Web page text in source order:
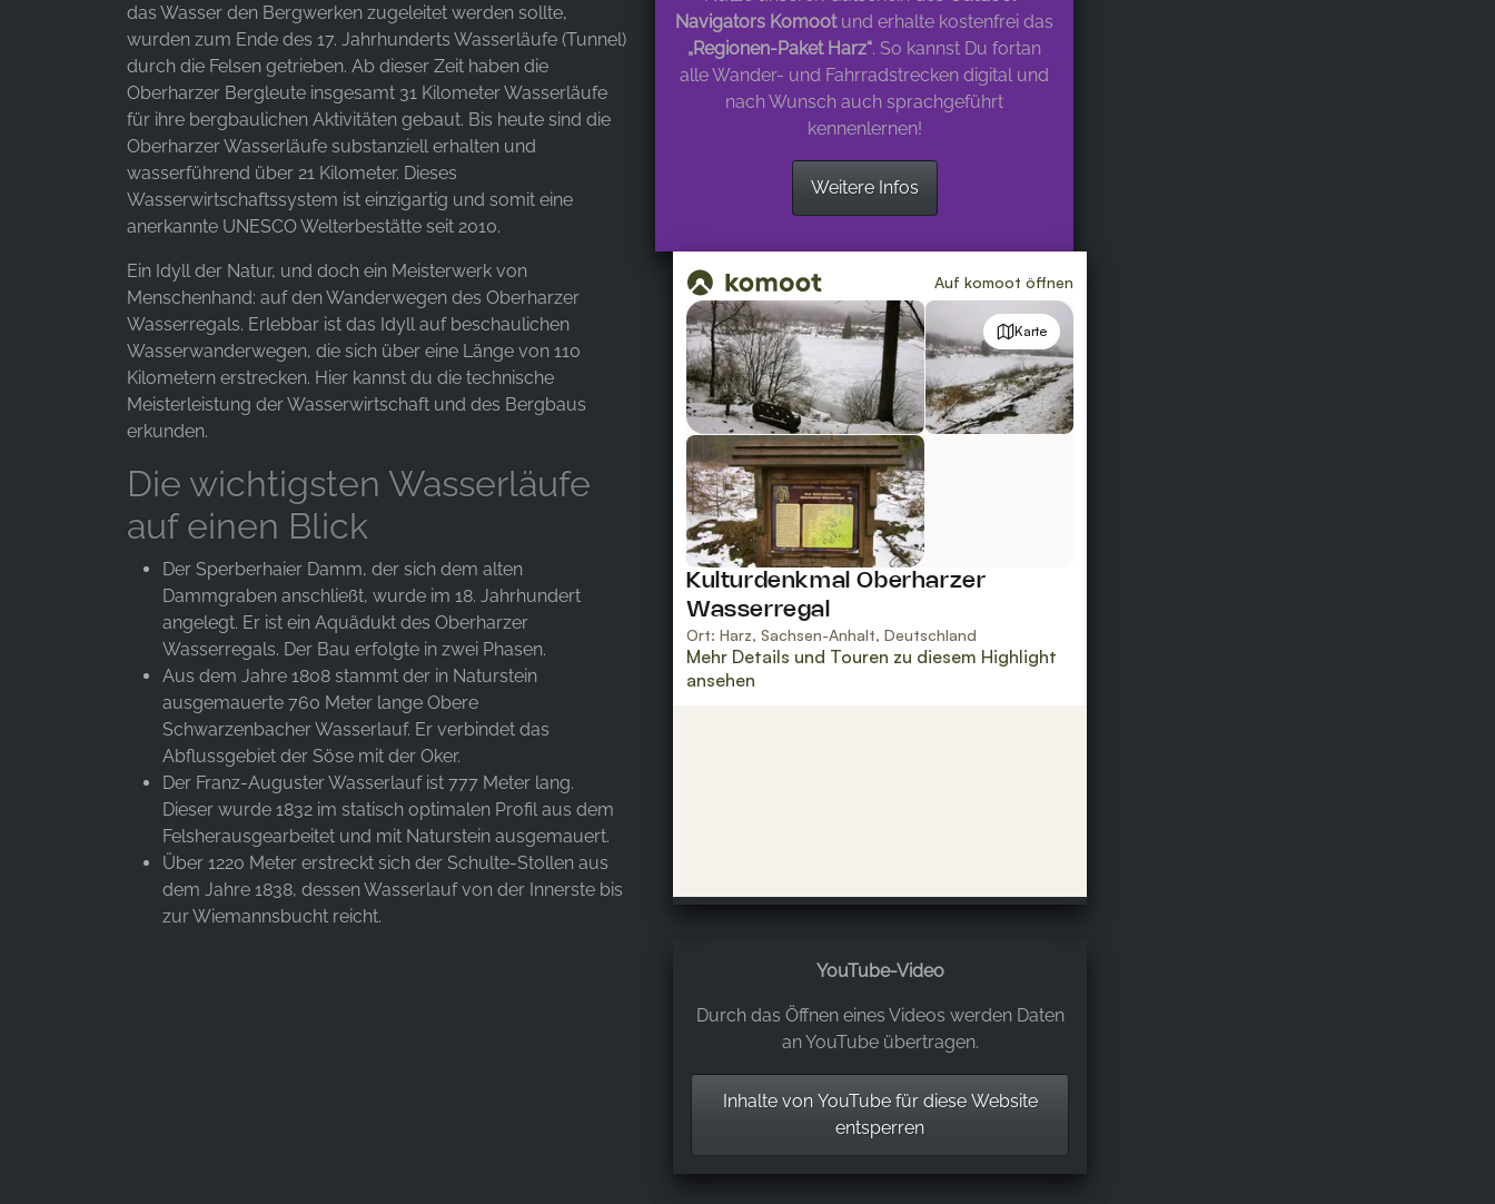
das Wasser den Bergwerken zugeleitet werden sollte,
wurden zum Ende des 17. Jahrhunderts Wasserläufe (Tunnel)
durch die Felsen getrieben. Ab dieser Zeit haben die
Oberharzer Bergleute insgesamt 31 Kilometer Wasserläufe
für ihre bergbaulichen Aktivitäten gebaut. Bis heute sind die
Oberharzer Wasserläufe substanziell erhalten und
wasserführend über 21 Kilometer. Dieses
Wasserwirtschaftssystem ist einzigartig und somit eine
anerkannte UNESCO Welterbestätte seit 2010.
Ein Idyll der Natur, und doch ein Meisterwerk von
Menschenhand: auf den Wanderwegen des Oberharzer
Wasserregals. Erlebbar ist das Idyll auf beschaulichen
Wasserwanderwegen, die sich über eine Länge von 110
Kilometern erstrecken. Hier kannst du die technische
Meisterleistung der Wasserwirtschaft und des Bergbaus
erkunden.
Die wichtigsten Wasserläufe
auf einen Blick
Der Sperberhaier Damm, der sich dem alten
Dammgraben anschließt, wurde im 18. Jahrhundert
angelegt. Er ist ein Aquädukt des Oberharzer
Wasserregals. Der Bau erfolgte in zwei Phasen.
Aus dem Jahre 1808 stammt der in Naturstein
ausgemauerte 760 Meter lange Obere
Schwarzenbacher Wasserlauf. Er verbindet das
Abflussgebiet der Söse mit der Oker.
Der Franz-Auguster Wasserlauf ist 777 Meter lang.
Dieser wurde 1832 im statisch optimalen Profil aus dem
Felsherausgearbeitet und mit Naturstein ausgemauert.
Über 1220 Meter erstreckt sich der Schulte-Stollen aus
dem Jahre 1838, dessen Wasserlauf von der Innerste bis
zur Wiemannsbucht reicht.
Navigators Komootund erhalte kostenfrei das
„Regionen-Paket Harz“. So kannst Du fortan
alle Wander- und Fahrradstrecken digital und
nach Wunsch auch sprachgeführt
kennenlernen!
Weitere Infos
YouTube-Video
Durch das Öffnen eines Videos werden Daten
an YouTube übertragen.
Inhalte von YouTube für diese Website
entsperren
Anbieter:
Google LLC
Erhebung von Statistiken zur
Website-Nutzung
Cookie
Laufzeit:
EXTERNE MEDIEN
Um Inhalte von Videoplattformen und Social Media
Plattformen anzeigen zu können, werden von
diesen externen Medien Cookies gesetzt.
YouTube